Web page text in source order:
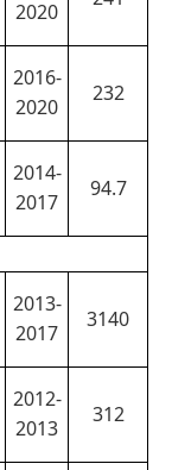
2020
2016-
2020
232
2014-
2017
94.7
2013-
2017
3140
2012-
2013
312